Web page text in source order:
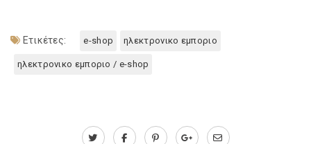
Ετικέτες: e-shop ηλεκτρονικο εμποριο
ηλεκτρονικο εμποριο / e-shop